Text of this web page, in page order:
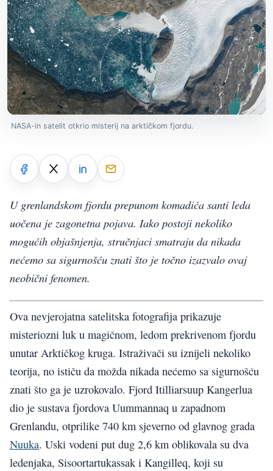
NASA-in satelit otkrio misterij na arktičkom fjordu.
U grenlandskom fjordu prepunom komadića santi leda
uočena je zagonetna pojava. Iako postoji nekoliko
mogućih objašnjenja, stručnjaci smatraju da nikada
nećemo sa sigurnošću znati što je točno izazvalo ovaj
neobični fenomen.
Ova nevjerojatna satelitska fotografija prikazuje
misteriozni luk u magičnom, ledom prekrivenom fjordu
unutar Arktičkog kruga. Istraživači su iznijeli nekoliko
teorija, no ističu da možda nikada nećemo sa sigurnošću
znati što ga je uzrokovalo. Fjord Itilliarsuup Kangerlua
dio je sustava fjordova Uummannaq u zapadnom
Grenlandu, otprilike 740 km sjeverno od glavnog grada
Nuuka. Uski vodeni put dug 2,6 km oblikovala su dva
ledenjaka, Sisoortartukassak i Kangilleq, koji su